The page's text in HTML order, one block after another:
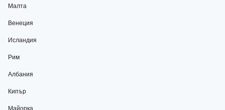
Малта
Венеция
Исландия
Рим
Албания
Кипър
Майорка